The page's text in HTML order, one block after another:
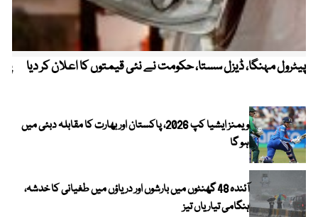
پیٹرول مہنگا، ڈیزل سستا، حکومت نے نئی قیمتوں کا اعلان کر دیا
ویمنز ایشیا کپ 2026، پاکستان اور بھارت کا مقابلہ دبئی میں
ہو گا
آئندہ 48 گھنٹوں میں بارشوں اور دریاؤں میں طغیانی کا خدشہ،
ہنگامی تیاریاں تیز